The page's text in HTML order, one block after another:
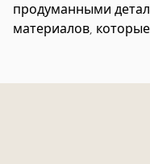
продуманными
материалов,